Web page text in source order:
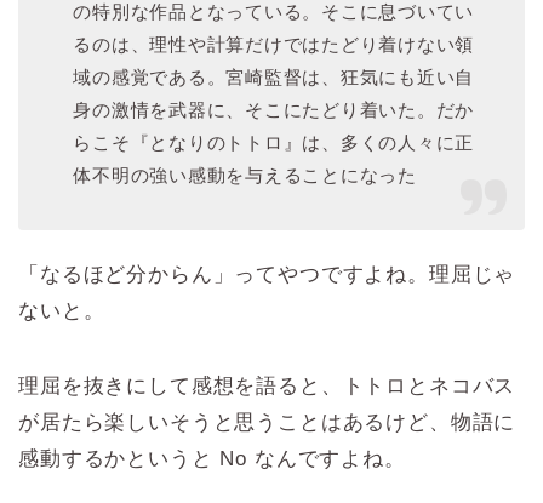
の特別な作品となっている。そこに息づいてい
るのは、理性や計算だけではたどり着けない領
域の感覚である。宮崎監督は、狂気にも近い自
身の激情を武器に、そこにたどり着いた。だか
らこそ『となりのトトロ』は、多くの人々に正
体不明の強い感動を与えることになった
「なるほど分からん」ってやつですよね。理屈じゃ
ないと。
理屈を抜きにして感想を語ると、トトロとネコバス
が居たら楽しいそうと思うことはあるけど、物語に
感動するかというと No なんですよね。